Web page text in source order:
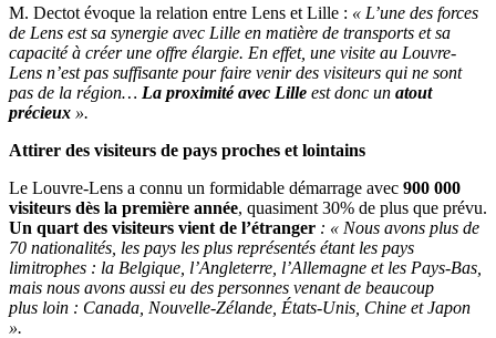
M. Dectot évoque la relation entre Lens et Lille : « L’une des forces
de Lens est sa synergie avec Lille en matière de transports et sa
capacité à créer une offre élargie. En effet, une visite au Louvre-
Lens n’est pas suffisante pour faire venir des visiteurs qui ne sont
pas de la région… La proximité avec Lille est donc un atout
précieux ».
Attirer des visiteurs de pays proches et lointains
Le Louvre-Lens a connu un formidable démarrage avec 900 000
visiteurs dès la première année, quasiment 30% de plus que prévu.
Un quart des visiteurs vient de l’étranger : « Nous avons plus de
70 nationalités, les pays les plus représentés étant les pays
limitrophes : la Belgique, l’Angleterre, l’Allemagne et les Pays-Bas,
mais nous avons aussi eu des personnes venant de beaucoup
plus loin : Canada, Nouvelle-Zélande, États-Unis, Chine et Japon
».